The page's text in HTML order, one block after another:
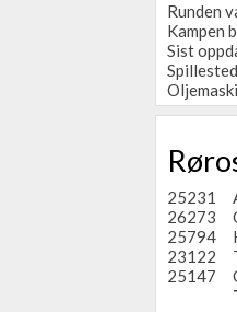
Runden
Kampen
Sist
Spillested
25231
26273
25794
23122
25147